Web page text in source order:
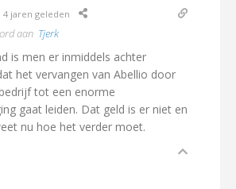
4 jaren geleden
aan Tjerk
is men er inmiddels achter
het vervangen van Abellio door
tot een enorme
gaat leiden. Dat geld is er niet en
nu hoe het verder moet.